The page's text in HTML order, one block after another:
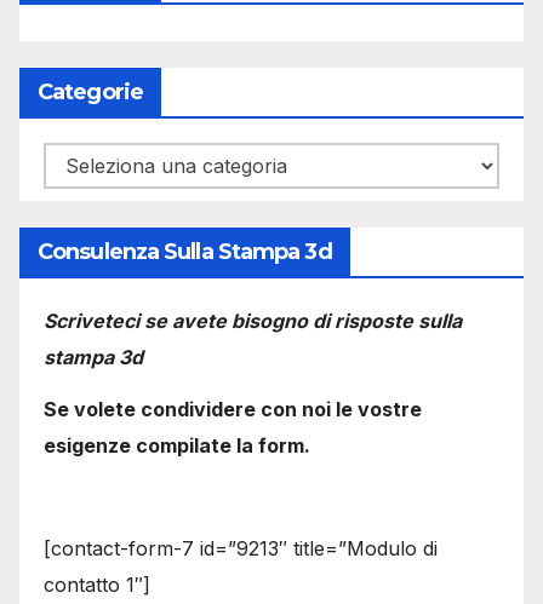
Categorie
Categorie
Consulenza Sulla Stampa 3d
Scriveteci se avete bisogno di risposte sulla
stampa 3d
Se volete condividere con noi le vostre
esigenze compilate la form.
[contact-form-7 id=”9213″ title=”Modulo di
contatto 1″]